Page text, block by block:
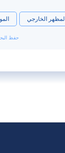
المظهر الخارجي
حفظ